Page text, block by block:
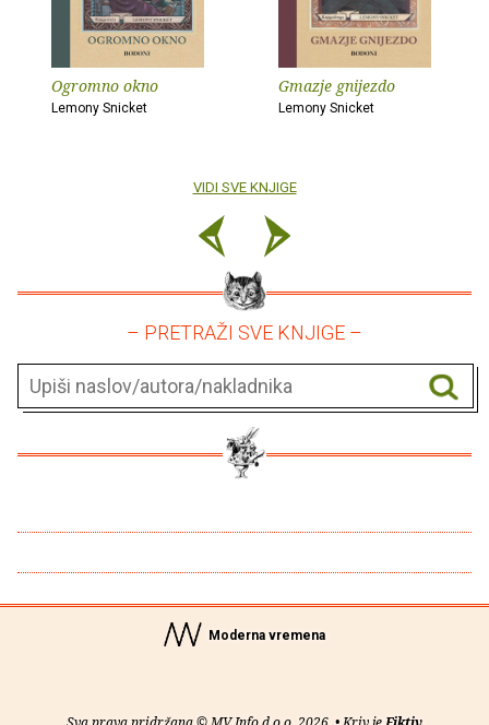
Ogromno okno
Lemony Snicket
Gmazje gnijezdo
Lemony Snicket
VIDI SVE KNJIGE
– PRETRAŽI SVE KNJIGE –
Moderna vremena